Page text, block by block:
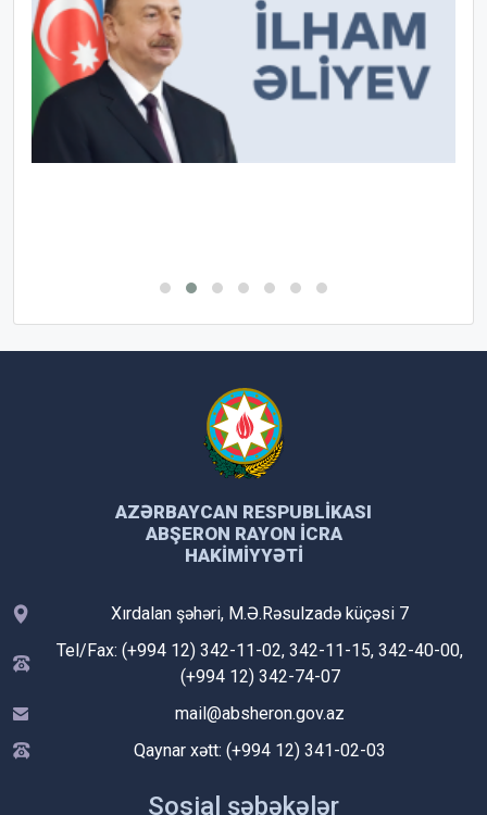
AZƏRBAYCAN RESPUBLIKASI
ABŞERON RAYON İCRA
HAKIMIYYƏTI
Xırdalan şəhəri, M.Ə.Rəsulzadə küçəsi 7
Tel/Fax: (+994 12) 342-11-02, 342-11-15, 342-40-00,
(+994 12) 342-74-07
mail@absheron.gov.az
Qaynar xətt: (+994 12) 341-02-03
Sosial şəbəkələr